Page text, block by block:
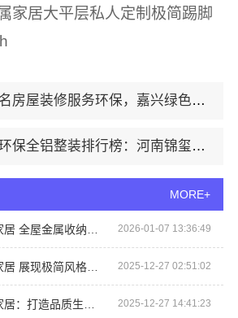
家居大平层私人定制极简踢脚
屋装修服务环保，嘉兴绿色之家建材科技
铝整装排行榜：河南锦玺新材料有限责任公司
MORE+
2026-01-07 13:36:49
华居不锈钢定制家居 展现极简风格与实用功能结合之美 2025-12-27 02:51:02
2025-12-27 14:41:23